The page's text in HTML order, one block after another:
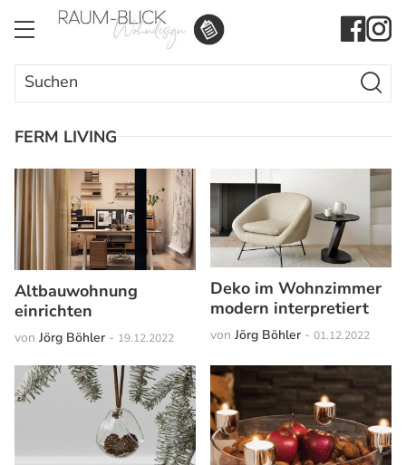
Search
for:
Search
FERM LIVING
Altbauwohnung
einrichten
von Jörg Böhler - 19.12.2022
Deko im Wohnzimmer
modern interpretiert
von Jörg Böhler - 01.12.2022